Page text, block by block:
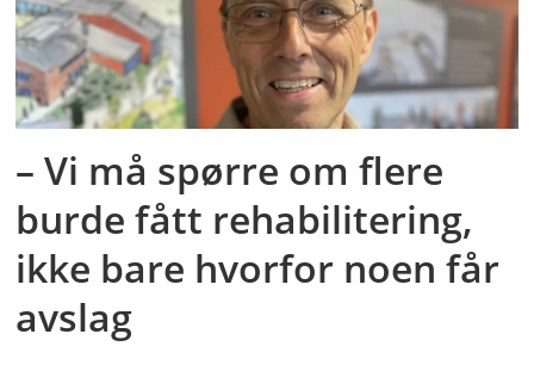
– Vi må spørre om flere
burde fått rehabilitering,
ikke bare hvorfor noen får
avslag